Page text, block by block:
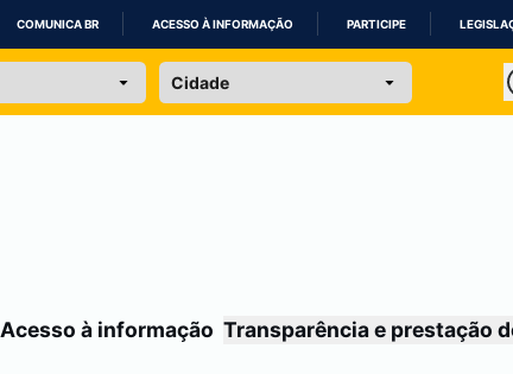
IR
COMUNICA BR ACESSO À INFORMAÇÃO PARTICIPE
Acesso à informação Transparência e prestação